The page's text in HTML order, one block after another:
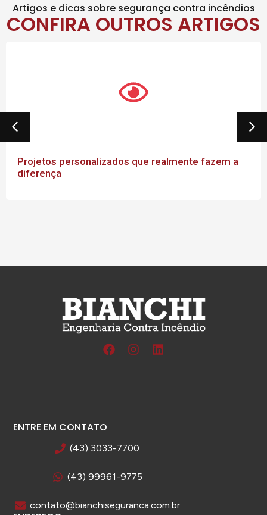
Artigos e dicas sobre segurança contra incêndios
CONFIRA OUTROS ARTIGOS
Projetos personalizados que realmente fazem a
diferença
ENTRE EM CONTATO
(43) 3033-7700
(43) 99961-9775
contato@bianchiseguranca.com.br